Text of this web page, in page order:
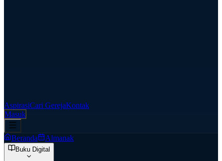
AspirasiCari GerejaKontak
Masuk
Beranda Almanak
Buku Digital